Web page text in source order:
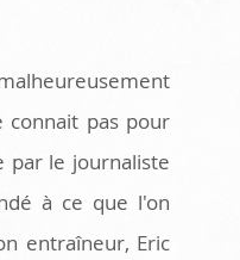
connait pas pour
par le journaliste
à ce que l'on
entraîneur, Eric